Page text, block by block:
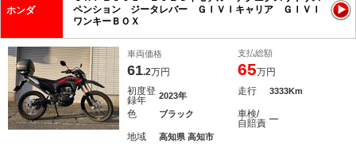
ホンダ
ペンション ジータレバー ＧＩＶＩキャリア ＧＩＶＩ
ワンキーＢＯＸ
車両価格
61.2万円
支払総額
65万円
初度登
録年
2023年 走行 3333Km
色 ブラック
車検/
自賠責 ―
地域 高知県 高知市